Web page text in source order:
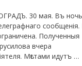
30 мая. Въ
Полученныя
вчера
Мѣстами идутъ …